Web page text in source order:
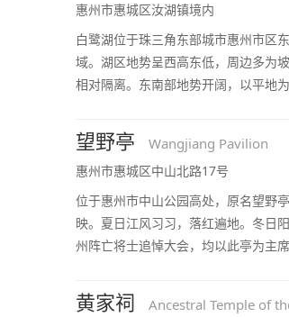
惠州市惠城区汝湖镇境内
白鹭湖位于珠三角东部城市惠州市区
域。湖区地势呈西高东低，周边多为
相对隔离。东南部地势开阔，以平地
望野亭 Wangjiang Pavilion
惠州市惠城区中山北路17号
位于惠州市中山公园高处，原名望野
映。夏日江风习习，落红遍地。冬日
州阵亡将士追悼大会，均以此亭为主
黄家祠 Ancestral Temple of